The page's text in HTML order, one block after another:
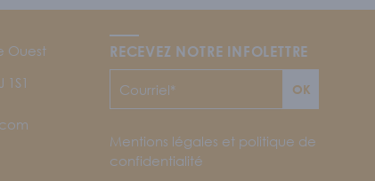
Ouest
RECEVEZ NOTRE INFOLETTRE
OK
Mentions légales et politique de
confidentialité